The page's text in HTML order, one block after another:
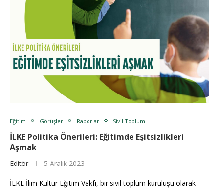
Eğitim Görüşler Raporlar Sivil Toplum
İLKE Politika Önerileri: Eğitimde Eşitsizlikleri
Aşmak
Editör 5 Aralık 2023
İLKE İlim Kültür Eğitim Vakfı, bir sivil toplum kuruluşu olarak